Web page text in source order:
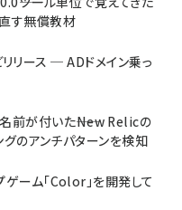
す無償教材
リース ─ ADドメイン乗っ
前が付いた――New Relicの
のアンチパターンを検知
ゲーム「Color」を開発して